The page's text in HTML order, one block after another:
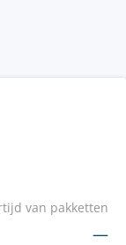
van pakketten
—